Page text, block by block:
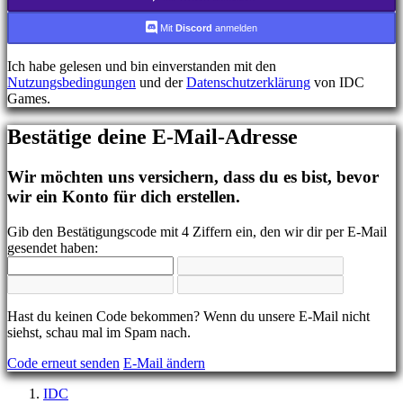
FR
IT
KO
NL
NO
PL
PT
RU
SR
SV
TR
UK
Das
Das
Mit Discord anmelden
Ich habe gelesen und bin einverstanden mit den
Nutzungsbedingungen und derDatenschutzerklärung von IDC
Games.
Bestätige deine E-Mail-Adresse
Wir möchten uns versichern, dass du es bist, bevor
wir ein Konto für dich erstellen.
Gib den Bestätigungscode mit 4 Ziffern ein, den wir dir per E-Mail
gesendet haben:
Hast du keinen Code bekommen? Wenn du unsere E-Mail nicht
siehst, schau mal im Spam nach.
Code erneut senden E-Mail ändern
IDC